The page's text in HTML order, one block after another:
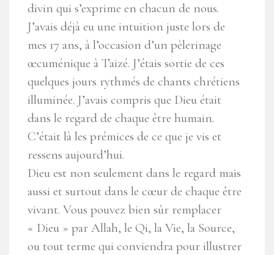
divin qui s’exprime en chacun de nous.
J’avais déjà eu une intuition juste lors de
mes 17 ans, à l’occasion d’un pèlerinage
œcuménique à Taizé. J’étais sortie de ces
quelques jours rythmés de chants chrétiens
illuminée. J’avais compris que Dieu était
dans le regard de chaque être humain.
C’était là les prémices de ce que je vis et
ressens aujourd’hui.
Dieu est non seulement dans le regard mais
aussi et surtout dans le cœur de chaque être
vivant. Vous pouvez bien sûr remplacer
« Dieu » par Allah, le Qi, la Vie, la Source,
ou tout terme qui conviendra pour illustrer